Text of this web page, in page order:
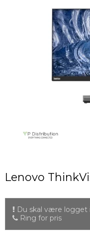
Lenovo
Du skal være logget
Ring for pris